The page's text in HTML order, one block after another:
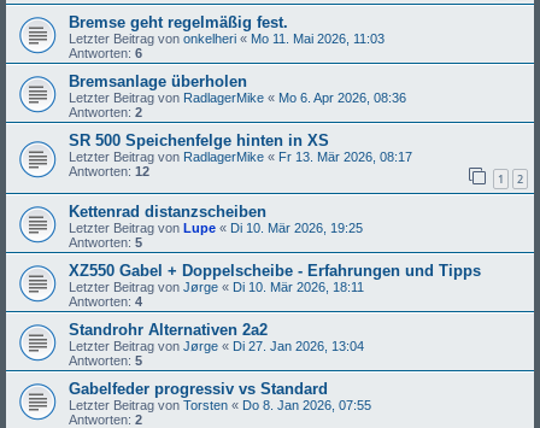
Bremse geht regelmäßig fest.
Letzter Beitrag von onkelheri « Mo 11. Mai 2026, 11:03
Antworten: 6
Bremsanlage überholen
Letzter Beitrag von RadlagerMike « Mo 6. Apr 2026, 08:36
Antworten: 2
SR 500 Speichenfelge hinten in XS
Letzter Beitrag von RadlagerMike « Fr 13. Mär 2026, 08:17
Antworten: 12 1 2
Kettenrad distanzscheiben
Letzter Beitrag von Lupe « Di 10. Mär 2026, 19:25
Antworten: 5
XZ550 Gabel + Doppelscheibe - Erfahrungen und Tipps
Letzter Beitrag von Jørge « Di 10. Mär 2026, 18:11
Antworten: 4
Standrohr Alternativen 2a2
Letzter Beitrag von Jørge « Di 27. Jan 2026, 13:04
Antworten: 5
Gabelfeder progressiv vs Standard
Letzter Beitrag von Torsten « Do 8. Jan 2026, 07:55
Antworten: 2